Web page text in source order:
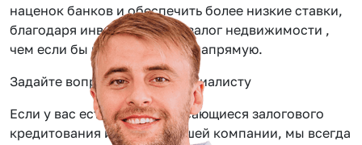
наценок банков и обеспечить более низкие ставки,
благодаря инвестиции под залог недвижимости ,
чем если бы вы обращались напрямую.
Задайте вопрос нашему специалисту
Если у вас есть вопросы касающиеся залогового
кредитования или услуг нашей компании, мы всегда